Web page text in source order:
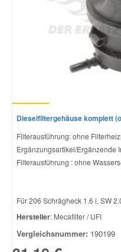
Dieselfiltergehäuse komplett
Filterausführung: ohne
Ergänzungsartikel/Ergänzende
Filterausführung : ohne
Für 206 Schrägheck 1.6 i, SW
Hersteller: Mecafilter / UFI
Vergleichsnummer: 190199